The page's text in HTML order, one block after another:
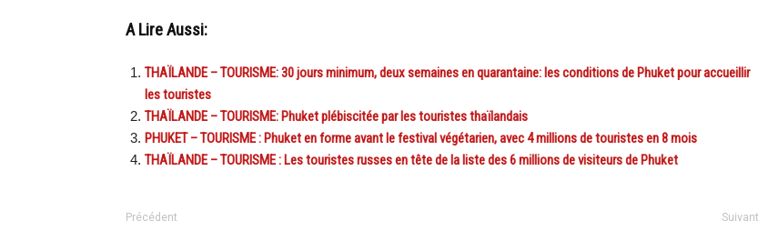
A Lire Aussi:
THAÏLANDE – TOURISME: 30 jours minimum, deux semaines en quarantaine: les conditions de Phuket pour accueillir
les touristes
THAÏLANDE – TOURISME: Phuket plébiscitée par les touristes thaïlandais
PHUKET – TOURISME : Phuket en forme avant le festival végétarien, avec 4 millions de touristes en 8 mois
THAÏLANDE – TOURISME : Les touristes russes en tête de la liste des 6 millions de visiteurs de Phuket
Précédent Suivant